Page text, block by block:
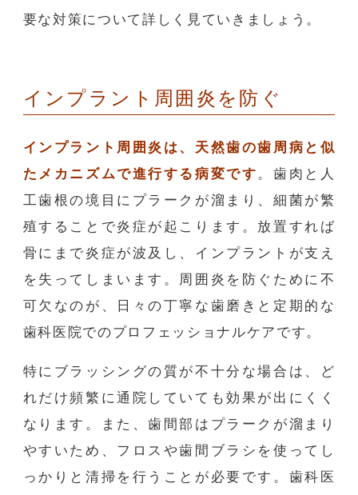
要な対策について詳しく見ていきましょう。
インプラント周囲炎を防ぐ
インプラント周囲炎は、天然歯の歯周病と似
たメカニズムで進行する病変です。歯肉と人
工歯根の境目にプラークが溜まり、細菌が繁
殖することで炎症が起こります。放置すれば
骨にまで炎症が波及し、インプラントが支え
を失ってしまいます。周囲炎を防ぐために不
可欠なのが、日々の丁寧な歯磨きと定期的な
歯科医院でのプロフェッショナルケアです。
特にブラッシングの質が不十分な場合は、ど
れだけ頻繁に通院していても効果が出にくく
なります。また、歯間部はプラークが溜まり
やすいため、フロスや歯間ブラシを使ってし
っかりと清掃を行うことが必要です。歯科医